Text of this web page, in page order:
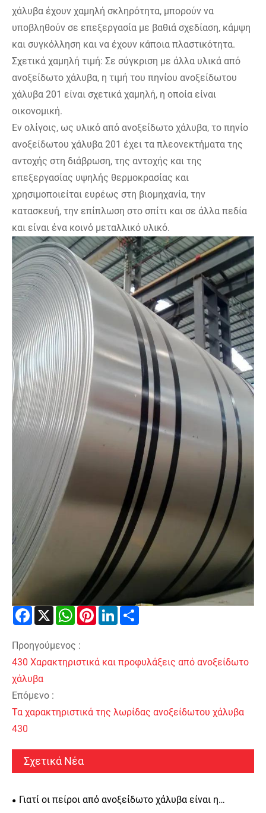
χάλυβα έχουν χαμηλή σκληρότητα, μπορούν να
υποβληθούν σε επεξεργασία με βαθιά σχεδίαση, κάμψη
και συγκόλληση και να έχουν κάποια πλαστικότητα.
Σχετικά χαμηλή τιμή: Σε σύγκριση με άλλα υλικά από
ανοξείδωτο χάλυβα, η τιμή του πηνίου ανοξείδωτου
χάλυβα 201 είναι σχετικά χαμηλή, η οποία είναι
οικονομική.
Εν ολίγοις, ως υλικό από ανοξείδωτο χάλυβα, το πηνίο
ανοξείδωτου χάλυβα 201 έχει τα πλεονεκτήματα της
αντοχής στη διάβρωση, της αντοχής και της
επεξεργασίας υψηλής θερμοκρασίας και
χρησιμοποιείται ευρέως στη βιομηχανία, την
κατασκευή, την επίπλωση στο σπίτι και σε άλλα πεδία
και είναι ένα κοινό μεταλλικό υλικό.
Facebook
X WhatsAppPinterestLinkedIn
Προηγούμενος :
430 Χαρακτηριστικά και προφυλάξεις από ανοξείδωτο
χάλυβα
Επόμενο :
Τα χαρακτηριστικά της λωρίδας ανοξείδωτου χάλυβα
430
Σχετικά Νέα
Γιατί οι πείροι από ανοξείδωτο χάλυβα είναι η